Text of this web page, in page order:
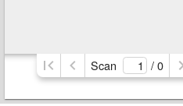
Scan / 0